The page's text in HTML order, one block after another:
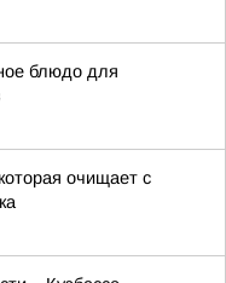
блюдо для
очищает с